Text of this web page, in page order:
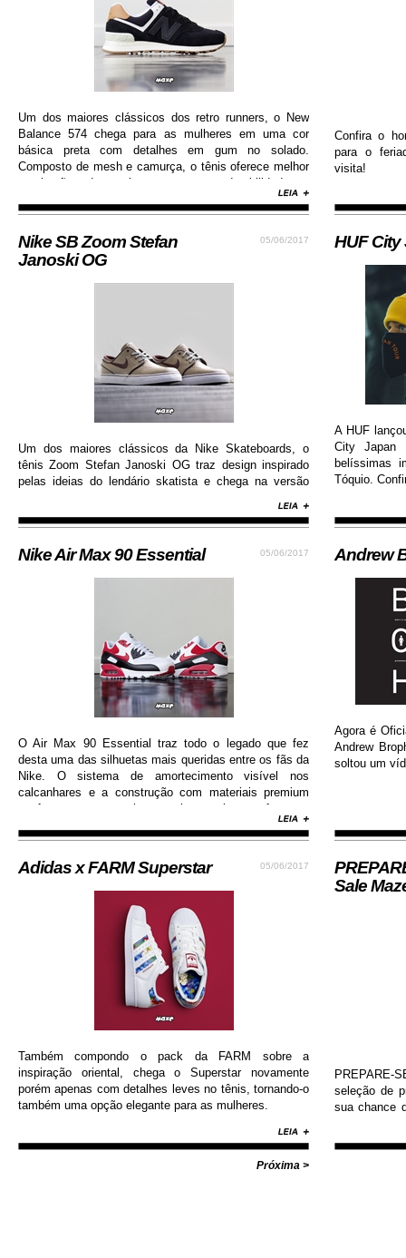
Um dos maiores clássicos dos retro runners, o New
Balance 574 chega para as mulheres em uma cor
básica preta com detalhes em gum no solado.
Composto de mesh e camurça, o tênis oferece melhor
respiração dos pés e garante durabilidade e
05/06/2017
Nike SB Zoom Stefan
Janoski OG
Um dos maiores clássicos da Nike Skateboards, o
tênis Zoom Stefan Janoski OG traz design inspirado
pelas ideias do lendário skatista e chega na versão
de solado de borracha que permite maior aderência.
05/06/2017
Nike Air Max 90 Essential
O Air Max 90 Essential traz todo o legado que fez
desta uma das silhuetas mais queridas entre os fãs da
Nike. O sistema de amortecimento visível nos
calcanhares e a construção com materiais premium
conferem ao sneaker muito mais conforto e
durabilidade, além de contar com colorway estilosa e
moderna...
05/06/2017
Adidas x FARM Superstar
Também compondo o pack da FARM sobre a
inspiração oriental, chega o Superstar novamente
porém apenas com detalhes leves no tênis, tornando-o
também uma opção elegante para as mulheres.
Próxima >
Confira o
para o
visita!
HUF City
A HUF
City Japan
belíssimas
Tóquio.
Andrew
Agora é
Andrew
soltou um
Sale
PREPARE-
seleção de
sua chance
Diamond,